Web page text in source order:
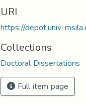
URI
https://depot.univ-
Collections
Doctoral Dissertations
Full item page